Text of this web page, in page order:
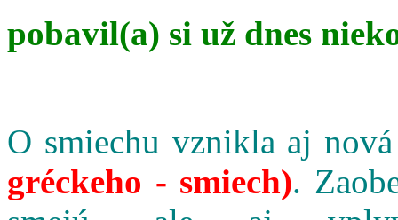
pobavil(a) si už dnes
O smiechu vznikla aj
gréckeho - smiech).